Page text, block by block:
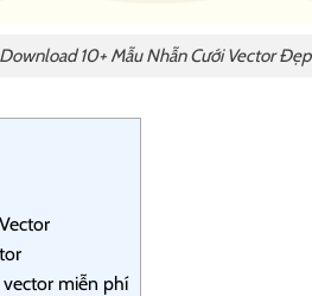
Download 10+ Mẫu Nhẫn Cưới Vector Đẹp
miễn phí